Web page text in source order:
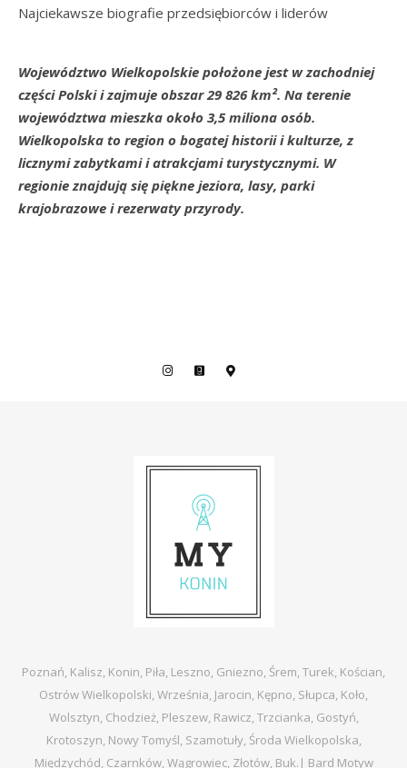
Najciekawsze biografie przedsiębiorców i liderów
Województwo Wielkopolskie położone jest w zachodniej
części Polski i zajmuje obszar 29 826 km². Na terenie
województwa mieszka około 3,5 miliona osób.
Wielkopolska to region o bogatej historii i kulturze, z
licznymi zabytkami i atrakcjami turystycznymi. W
regionie znajdują się piękne jeziora, lasy, parki
krajobrazowe i rezerwaty przyrody.
Poznań, Kalisz, Konin, Piła, Leszno, Gniezno, Śrem, Turek, Kościan,
Ostrów Wielkopolski, Września, Jarocin, Kępno, Słupca, Koło,
Wolsztyn, Chodzież, Pleszew, Rawicz, Trzcianka, Gostyń,
Krotoszyn, Nowy Tomyśl, Szamotuły, Środa Wielkopolska,
Międzychód, Czarnków, Wągrowiec, Złotów, Buk.| Bard Motyw